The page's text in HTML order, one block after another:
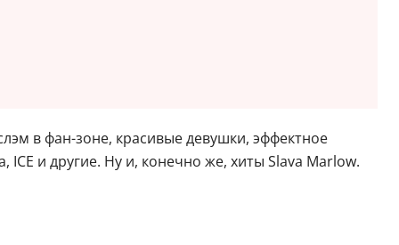
в фан-зоне, красивые девушки, эффектное
и другие. Ну и, конечно же, хиты Slava Marlow.